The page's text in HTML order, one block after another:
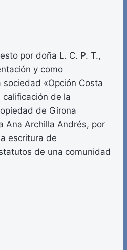
por doña L. C. P. T.,
y como
«Opción Costa
calificación de la
de Girona
Ana Archilla Andrés, por
escritura de
de una comunidad